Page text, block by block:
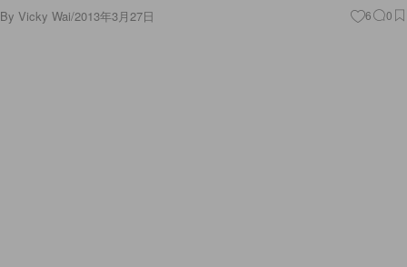
By Vicky Wai/2013年3月27日 6 0